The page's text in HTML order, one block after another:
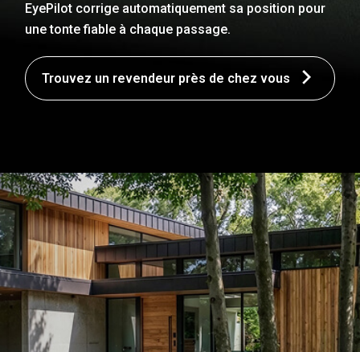
EyePilot corrige automatiquement sa position pour
une tonte fiable à chaque passage.
Trouvez un revendeur près de chez vous